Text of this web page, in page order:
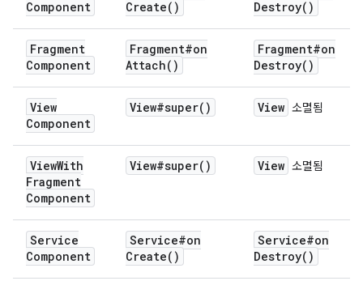
Component
Create( )
Destroy( )
Fragment
Component
Fragment#on
Attach( )
Fragment#on
Destroy( )
View
Component
View#super( ) View 소멸됨
ViewWith
Fragment
Component
View#super( ) View 소멸됨
Service
Component
Service#on
Create( )
Service#on
Destroy( )